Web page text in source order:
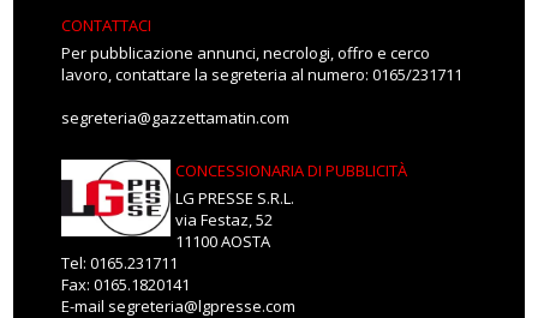
CONTATTACI
Per pubblicazione annunci, necrologi, offro e cerco
lavoro, contattare la segreteria al numero: 0165/231711
segreteria@gazzettamatin.com
CONCESSIONARIA DI PUBBLICITÀ
LG PRESSE S.R.L.
via Festaz, 52
11100 AOSTA
Tel: 0165.231711
Fax: 0165.1820141
E-mail segreteria@lgpresse.com